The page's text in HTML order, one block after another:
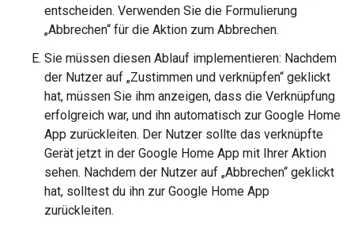
entscheiden. Verwenden Sie die Formulierung
„Abbrechen“ für die Aktion zum Abbrechen.
Sie müssen diesen Ablauf implementieren: Nachdem
der Nutzer auf „Zustimmen und verknüpfen“ geklickt
hat, müssen Sie ihm anzeigen, dass die Verknüpfung
erfolgreich war, und ihn automatisch zur Google Home
App zurückleiten. Der Nutzer sollte das verknüpfte
Gerät jetzt in der Google Home App mit Ihrer Aktion
sehen. Nachdem der Nutzer auf „Abbrechen“ geklickt
hat, solltest du ihn zur Google Home App
zurückleiten.